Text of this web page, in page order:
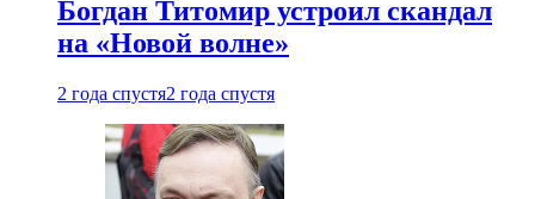
Богдан Титомир устроил скандал
на «Новой волне»
2 года спустя2 года спустя